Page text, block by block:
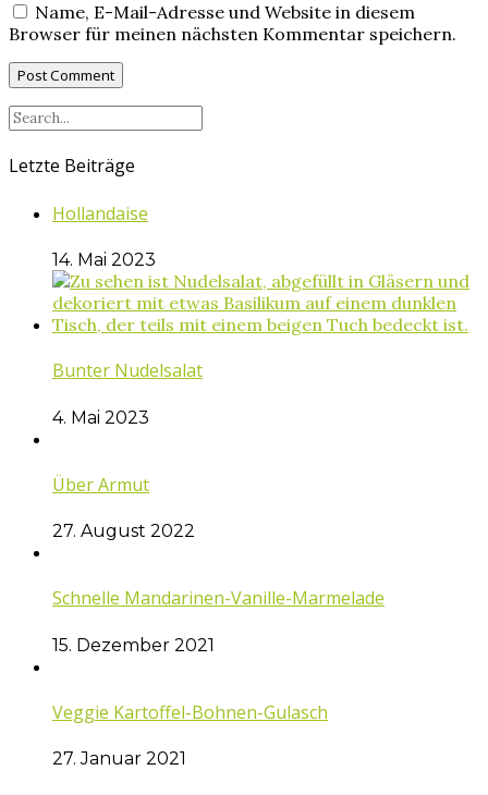
Name, E-Mail-Adresse und Website in diesem
Browser für meinen nächsten Kommentar speichern.
Letzte Beiträge
Hollandaise
14. Mai 2023
Bunter Nudelsalat
4. Mai 2023
Über Armut
27. August 2022
Schnelle Mandarinen-Vanille-Marmelade
15. Dezember 2021
Veggie Kartoffel-Bohnen-Gulasch
27. Januar 2021